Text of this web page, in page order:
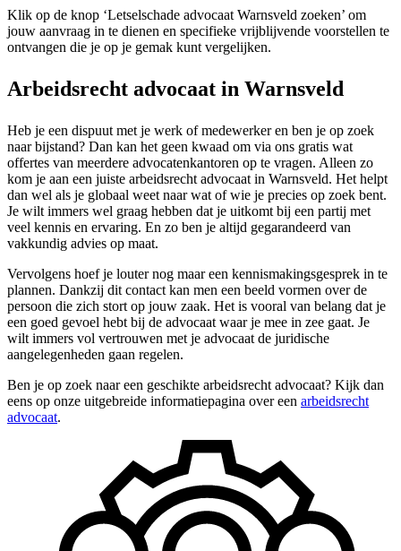
Klik op de knop ‘Letselschade advocaat Warnsveld zoeken’ om
jouw aanvraag in te dienen en specifieke vrijblijvende voorstellen te
ontvangen die je op je gemak kunt vergelijken.
Arbeidsrecht advocaat in Warnsveld
Heb je een dispuut met je werk of medewerker en ben je op zoek
naar bijstand? Dan kan het geen kwaad om via ons gratis wat
offertes van meerdere advocatenkantoren op te vragen. Alleen zo
kom je aan een juiste arbeidsrecht advocaat in Warnsveld. Het helpt
dan wel als je globaal weet naar wat of wie je precies op zoek bent.
Je wilt immers wel graag hebben dat je uitkomt bij een partij met
veel kennis en ervaring. En zo ben je altijd gegarandeerd van
vakkundig advies op maat.
Vervolgens hoef je louter nog maar een kennismakingsgesprek in te
plannen. Dankzij dit contact kan men een beeld vormen over de
persoon die zich stort op jouw zaak. Het is vooral van belang dat je
een goed gevoel hebt bij de advocaat waar je mee in zee gaat. Je
wilt immers vol vertrouwen met je advocaat de juridische
aangelegenheden gaan regelen.
Ben je op zoek naar een geschikte arbeidsrecht advocaat? Kijk dan
eens op onze uitgebreide informatiepagina over een arbeidsrecht
advocaat.